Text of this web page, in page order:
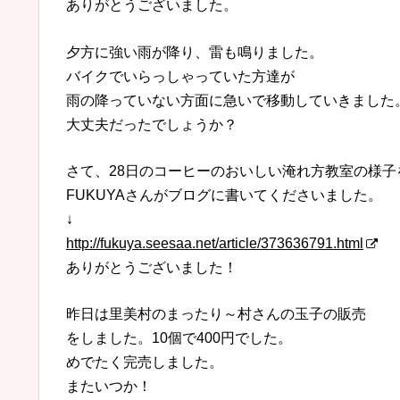
ありがとうございました。
夕方に強い雨が降り、雷も鳴りました。
バイクでいらっしゃっていた方達が
雨の降っていない方面に急いで移動していきました
大丈夫だったでしょうか？
さて、28日のコーヒーのおいしい淹れ方教室の様子
FUKUYAさんがブログに書いてくださいました。
↓
http://fukuya.seesaa.net/article/373636791.html
ありがとうございました！
昨日は里美村のまったり～村さんの玉子の販売
をしました。10個で400円でした。
めでたく完売しました。
またいつか！